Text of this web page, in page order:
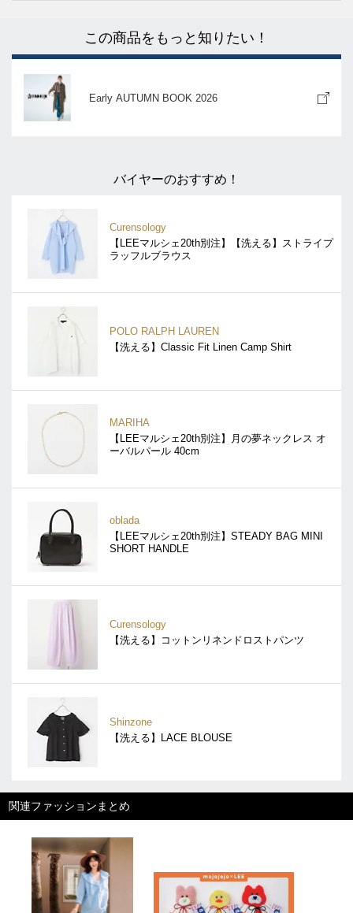
この商品をもっと知りたい！
Early AUTUMN BOOK 2026
バイヤーのおすすめ！
Curensology
【LEEマルシェ20th別注】【洗える】ストライプ
ラッフルブラウス
POLO RALPH LAUREN
【洗える】Classic Fit Linen Camp Shirt
MARIHA
【LEEマルシェ20th別注】月の夢ネックレス オ
ーバルパール 40cm
oblada
【LEEマルシェ20th別注】STEADY BAG MINI
SHORT HANDLE
Curensology
【洗える】コットンリネンドロストパンツ
Shinzone
【洗える】LACE BLOUSE
関連ファッションまとめ